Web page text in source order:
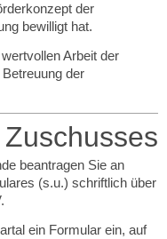
der
bewilligt hat.
Arbeit der
der
beantragen Sie an
(s.u.) schriftlich über
ein Formular ein, auf